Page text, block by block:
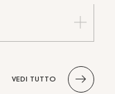
VEDI TUTTO